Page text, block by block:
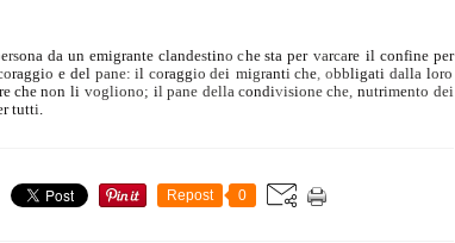
rsona da un emigrante clandestino che sta per varcare il confine per
raggio e del pane: il coraggio dei migranti che, obbligati dalla loro
che non li vogliono; il pane della condivisione che, nutrimento dei
tutti.
Repost 0